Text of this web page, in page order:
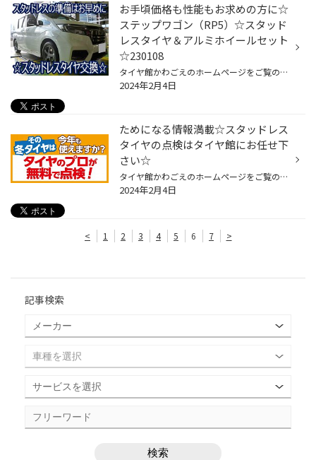
お手頃価格も性能もお求めの方に☆
ステップワゴン（RP5）☆スタッド
レスタイヤ＆アルミホイールセット
☆230108
タイヤ館かわごえのホームページをご覧の皆様 こんにちは・こんばんは！ いつもご覧いただきありがとうございます！！ 本日はホンダ・ステップワゴンのスタッドレスタイヤ＆アルミホイールセット取付の紹介です。 こちらのステップワゴンはトップランVR5とブリヂストンのお求めやすいスタッドレス『...
2024年2月4日
ためになる情報満載☆スタッドレス
タイヤの点検はタイヤ館にお任せ下
さい☆
タイヤ館かわごえのホームページをご覧の皆様 こんにちは・こんばんは！ ご覧いただき誠にありがとうございます！！ 突然ですが今お持ちのスタッドレスタイヤ。今年も使用できそうですか？？ スタッドレスタイヤで大事なのは『柔らかさ』と『残り溝』です！！ …って言われてもどれぐらい柔らかけれ...
2024年2月4日
< 1 2 3 4 5 6 7 >
記事検索